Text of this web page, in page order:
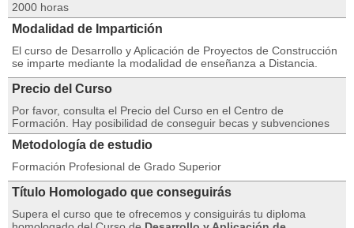
2000 horas
Modalidad de Impartición
El curso de Desarrollo y Aplicación de Proyectos de Construcción
se imparte mediante la modalidad de enseñanza a Distancia.
Precio del Curso
Por favor, consulta el Precio del Curso en el Centro de
Formación. Hay posibilidad de conseguir becas y subvenciones
Metodología de estudio
Formación Profesional de Grado Superior
Título Homologado que conseguirás
Supera el curso que te ofrecemos y consiguirás tu diploma